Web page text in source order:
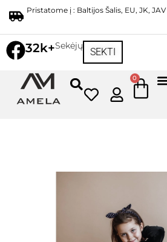
Pristatome į : Baltijos Šalis, EU, JK, JAV
32k+Sekėjų
SEKTI
0